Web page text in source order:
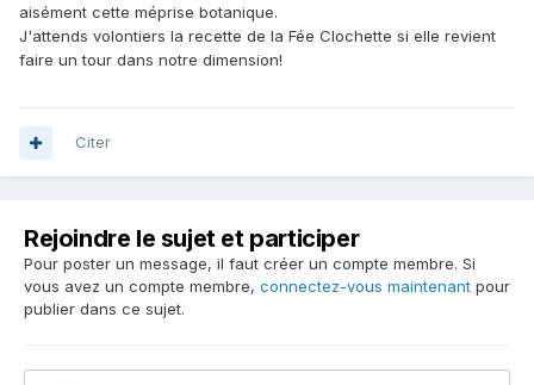
aisément cette méprise botanique.
J'attends volontiers la recette de la Fée Clochette si elle revient
faire un tour dans notre dimension!
Citer
Rejoindre le sujet et participer
Pour poster un message, il faut créer un compte membre. Si
vous avez un compte membre, connectez-vous maintenant pour
publier dans ce sujet.